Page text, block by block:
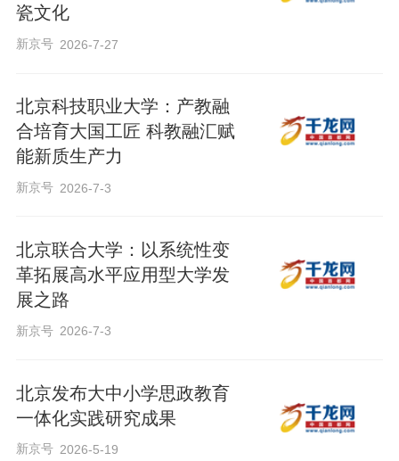
瓷文化
新京号 2026-7-27
北京科技职业大学：产教融
合培育大国工匠 科教融汇赋
能新质生产力
新京号 2026-7-3
北京联合大学：以系统性变
革拓展高水平应用型大学发
展之路
新京号 2026-7-3
北京发布大中小学思政教育
一体化实践研究成果
新京号 2026-5-19